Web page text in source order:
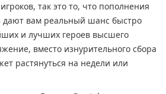
так это то, что пополнения
дают вам реальный шанс быстро
и лучших героев высшего
вместо изнурительного сбора
растянуться на недели или